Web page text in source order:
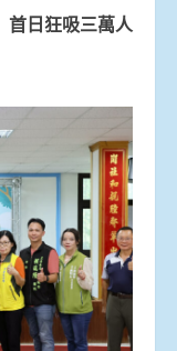
首日狂吸三萬人